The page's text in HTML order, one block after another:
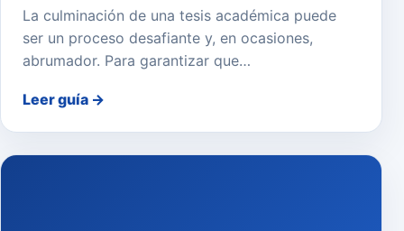
La culminación de una tesis académica puede
ser un proceso desafiante y, en ocasiones,
abrumador. Para garantizar que…
Leer guía →